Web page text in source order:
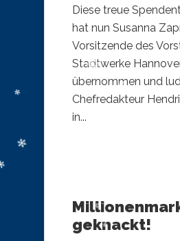
Diese treue
hat nun Susanna
Vorsitzende des
Stadtwerke
übernommen und
Chefredakteur
in...
geknackt!